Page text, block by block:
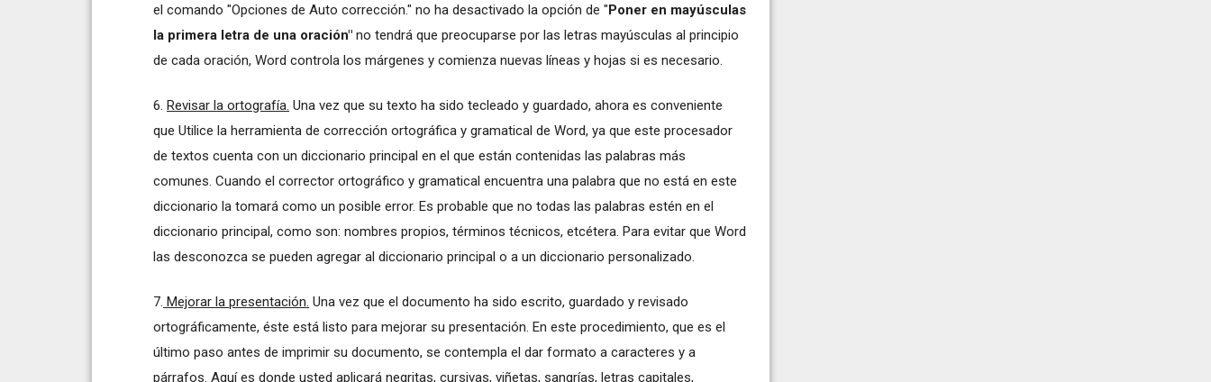
el comando "Opciones de Auto corrección." no ha desactivado la opción de "Poner en mayúsculas
la primera letra de una oración" no tendrá que preocuparse por las letras mayúsculas al principio
de cada oración, Word controla los márgenes y comienza nuevas líneas y hojas si es necesario.
6. Revisar la ortografía. Una vez que su texto ha sido tecleado y guardado, ahora es conveniente
que Utilice la herramienta de corrección ortográfica y gramatical de Word, ya que este procesador
de textos cuenta con un diccionario principal en el que están contenidas las palabras más
comunes. Cuando el corrector ortográfico y gramatical encuentra una palabra que no está en este
diccionario la tomará como un posible error. Es probable que no todas las palabras estén en el
diccionario principal, como son: nombres propios, términos técnicos, etcétera. Para evitar que Word
las desconozca se pueden agregar al diccionario principal o a un diccionario personalizado.
7. Mejorar la presentación. Una vez que el documento ha sido escrito, guardado y revisado
ortográficamente, éste está listo para mejorar su presentación. En este procedimiento, que es el
último paso antes de imprimir su documento, se contempla el dar formato a caracteres y a
párrafos. Aquí es donde usted aplicará negritas, cursivas, viñetas, sangrías, letras capitales,